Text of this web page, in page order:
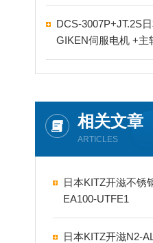
DCS-3007P+JT.2S
GIKEN伺服电机 +主
相关文章
ARTICLES
日本KITZ开滋不锈
EA100-UTFE1
日本KITZ开滋N2-